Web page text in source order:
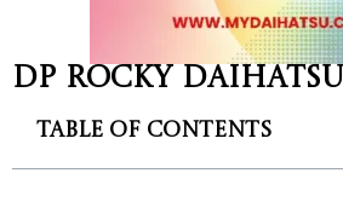
DP Rocky Daihatsu
Table of Contents